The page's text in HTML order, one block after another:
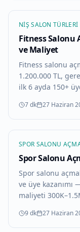
NIŞ SALON TÜRLERI
Fitness Salonu
ve Maliyet
Fitness salonu
1.200.000 TL,
ilk 6 ayda 150+
7 dk 27 Haziran
SPOR SALONU
Spor Salonu
Spor salonu
ve üye kazanımı
maliyeti
9 dk 27 Haziran